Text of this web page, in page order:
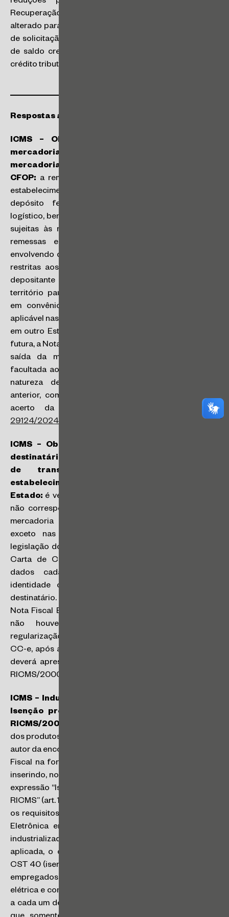
Recuperação de Créditos Tributários. Também foi
alterado para 22/3/2024 o prazo para a apresentação
de solicitação à Secretaria da Fazenda para utilização
de saldo credor de ICMS para compensação com o
crédito tributário apurado.
Respostas a Consultas da SEFAZ/SP
ICMS – Obrigações acessórias – Venda de
mercadoria para entrega futura – Depósito de
mercadorias de terceiros – Documentos fiscais –
CFOP: a remessa de mercadorias para depósito em
estabelecimento de terceiro não caracterizado como
depósito fechado, armazém geral ou operador
logístico, bem como sua posterior saída, são hipóteses
sujeitas às regras gerais do ICMS. Operações com
remessas e retornos simbólicos de mercadorias
envolvendo depósito de mercadorias de terceiros são
restritas aos casos em que os estabelecimentos do
depositante e do depositário estejam localizados em
território paulista, não existindo previsão semelhante
em convênio para que tal entendimento possa ser
aplicável nas hipóteses envolvendo depositante situado
em outro Estado. Na operação de venda para entrega
futura, a Nota Fiscal será emitida no momento da efetiva
saída da mercadoria, com o destaque de ICMS,
facultada ao vendedor a emissão de Nota Fiscal, com
natureza de “simples faturamento”, em momento
anterior, com o objetivo de registrar o momento do
acerto da operação e seu faturamento (
RC
29124/2024
ICMS – Obrigações Acessórias – Alteração de
destinatário durante o transporte, em operação
de transferência de mercadorias a
estabelecimento filial localizado em outro
Estado: é vedada a emissão de documento fiscal que
não corresponda a uma efetiva saída ou entrada de
mercadoria ou a uma efetiva prestação de serviço,
exceto nas hipóteses expressamente previstas na
legislação do IPI ou do ICMS. Não é admitido o uso de
Carta de Correção Eletrônica (CC-e) para corrigir
dados cadastrais que impliquem alteração na
identidade ou no endereço do remetente ou do
destinatário. O procedimento para cancelamento de
Nota Fiscal Eletrônica (NF-e) só pode ser realizado se
não houver circulação da mercadoria. Para
regularização de NF-e, em situações que não admitem
CC-e, após a circulação de mercadoria, o contribuinte
deverá apresentar denúncia espontânea (art. 529 do
RICMS/2000) (
ICMS – Industrialização por conta de terceiros –
Isenção prevista no artigo 160 do Anexo I do
RICMS/2000 – Tratamento tributário:
dos produtos acabados em retorno ao estabelecimento
autor da encomenda, deverá ser emitida uma única Nota
Fiscal na forma prevista no art. 404 do RICMS/2000,
inserindo, no campo “Informações Complementares”, a
expressão “Isenção do ICMS – artigo 160 do Anexo I do
RICMS” (art. 1º, III, da Portaria CAT 03/2013). Cumpridos
os requisitos da Portaria CAT 03/2013, na Nota Fiscal
Eletrônica emitida no retorno da industrialização, o
industrializador deve utilizar, para a mão de obra
aplicada, o código NCM “00000000” (oito zeros) e
CST 40 (isenta), e, para os insumos de sua propriedade
empregados no processo industrial, incluindo energia
elétrica e combustíveis, o código NCM correspondente
a cada um deles e CST 40 (isenta). O estabelecimento